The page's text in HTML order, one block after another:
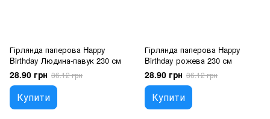
Гірлянда паперова Happy
Birthday Людина-павук 230 см
28.90 грн 36.12 грн
Купити
Гірлянда паперова Happy
Birthday рожева 230 см
28.90 грн 36.12 грн
Купити